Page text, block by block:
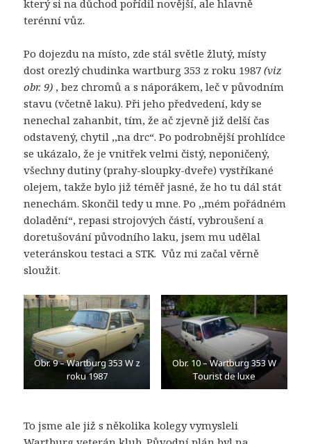
který si na důchod pořídil novější, ale hlavně
terénní vůz.
Po dojezdu na místo, zde stál světle žlutý, místy
dost orezlý chudinka wartburg 353 z roku 1987(viz
obr. 9) , bez chromů a s náporákem, leč v původním
stavu (včetně laku). Při jeho předvedení, kdy se
nenechal zahanbit, tím, že ač zjevně již delší čas
odstavený, chytil ,,na drc“. Po podrobnější prohlídce
se ukázalo, že je vnitřek velmi čistý, neponičený,
všechny dutiny (prahy-sloupky-dveře) vystříkané
olejem, takže bylo již téměř jasné, že ho tu dál stát
nenechám. Skončil tedy u mne. Po ,,mém pořádném
doladění“, repasi strojových částí, vybroušení a
doretušování původního laku, jsem mu udělal
veteránskou testaci a STK. Vůz mi začal věrně
sloužit.
Obr. 9 – Wartburg 353 W z
roku 1987
Obr. 10 – Wartburg 353 W
Tourist de luxe
To jsme ale již s několika kolegy vymysleli